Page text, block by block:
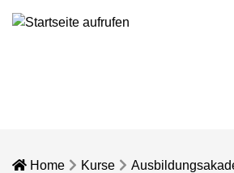
Home Kurse